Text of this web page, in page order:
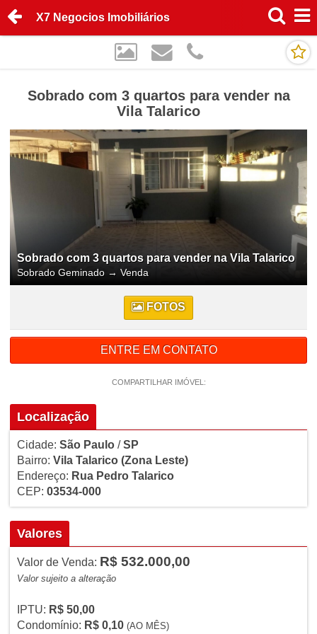
X7 Negocios Imobiliários
Sobrado com 3 quartos para vender na
Vila Talarico
Sobrado com 3 quartos para vender na Vila Talarico
Sobrado Geminado → Venda
FOTOS
ENTRE EM CONTATO
COMPARTILHAR IMÓVEL:
Localização
Cidade: São Paulo/SP
Bairro: Vila Talarico (Zona Leste)
Endereço: Rua Pedro Talarico
CEP: 03534-000
Valores
Valor de Venda: R$ 532.000,00
Valor sujeito a alteração
IPTU: R$ 50,00
Condomínio: R$ 0,10 (AO MÊS)